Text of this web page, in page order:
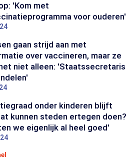
'Kom met
voor ouderen'
gaan strijd aan met
over vaccineren, maar ze
niet alleen: 'Staatssecretaris
onder kinderen blijft
kunnen steden ertegen doen?
we eigenlijk al heel goed'